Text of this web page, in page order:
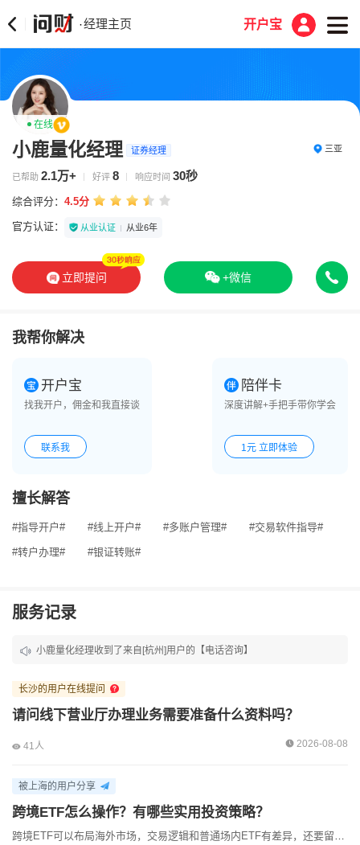
·经理主页 开户宝
在线
小鹿量化经理 证券经理 三亚
已帮助 2.1万+ 好评 8 响应时间 30秒
综合评分： 4.5分
官方认证： 从业认证 从业6年
立即提问 +微信
我帮你解决
开户宝
找我开户，佣金和我直接谈
联系我
陪伴卡
深度讲解+手把手带你学会
1元 立即体验
擅长解答
#指导开户# #线上开户# #多账户管理# #交易软件指导#
#转户办理# #银证转账#
服务记录
小鹿量化经理收到了来自[杭州]用户的【电话咨询】
小鹿量化经理收到了来自[北京]用户的【在线咨询】
小鹿量化经理收到了来自[北京]用户的【微信咨询】
小鹿量化经理收到了来自[成都]用户的【微信咨询】
小鹿量化经理收到了来自[济南]用户的【预约咨询】
小鹿量化经理收到了来自[恩施]用户的【微信咨询】
长沙的用户在线提问
请问线下营业厅办理业务需要准备什么资料吗？
41人 2026-08-08
被上海的用户分享
跨境ETF怎么操作？有哪些实用投资策略？
跨境ETF可以布局海外市场，交易逻辑和普通场内ETF有差异，还要留意汇率、时差带来的波动影响。福利：跨境ETF实操手册，附带几套适配的定投、波段思路。想参与跨境品种，欢迎咨询低佣开户，领取投资参考资料